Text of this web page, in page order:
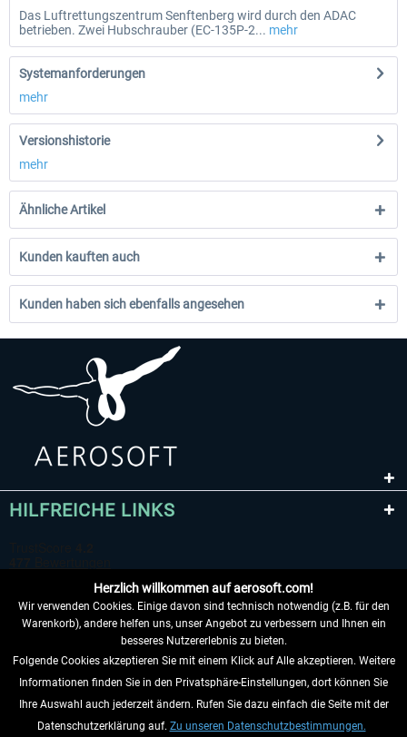
Das Luftrettungszentrum Senftenberg wird durch den ADAC
betrieben. Zwei Hubschrauber (EC-135P-2... mehr
Systemanforderungen
mehr
Versionshistorie
mehr
Ähnliche Artikel
Kunden kauften auch
Kunden haben sich ebenfalls angesehen
HILFREICHE LINKS
VERTRAG WIDERRUFEN
INFORMATIONEN
Herzlich willkommen auf aerosoft.com!
Wir verwenden Cookies. Einige davon sind technisch notwendig (z.B. für den
Warenkorb), andere helfen uns, unser Angebot zu verbessern und Ihnen ein
besseres Nutzererlebnis zu bieten.
Folgende Cookies akzeptieren Sie mit einem Klick auf Alle akzeptieren. Weitere
Informationen finden Sie in den Privatsphäre-Einstellungen, dort können Sie
Ihre Auswahl auch jederzeit ändern. Rufen Sie dazu einfach die Seite mit der
Datenschutzerklärung auf. Zu unseren Datenschutzbestimmungen.